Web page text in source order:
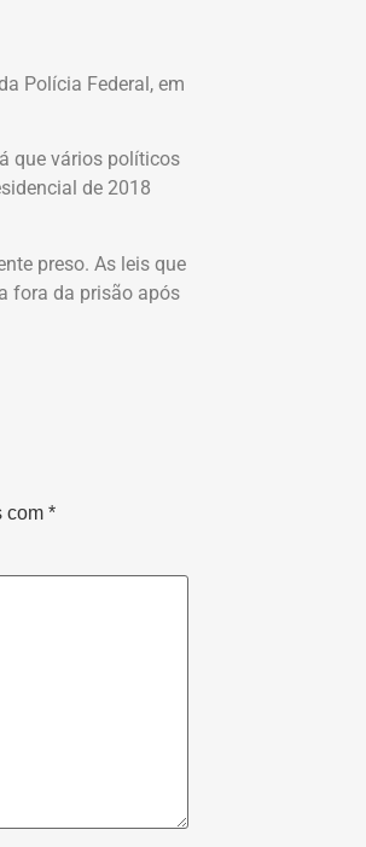
Polícia Federal, em
que vários políticos
de 2018
preso. As leis que
fora da prisão após
com *